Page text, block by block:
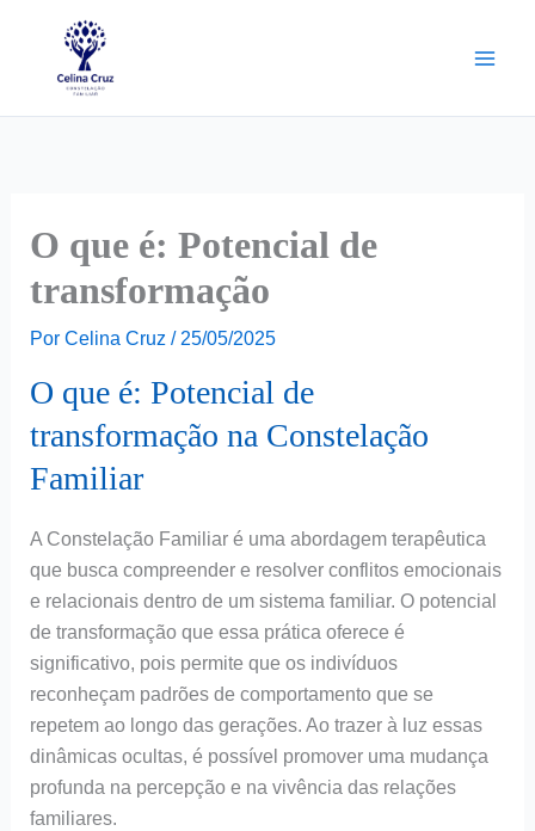
O que é: Potencial de
transformação
Por Celina Cruz / 25/05/2025
O que é: Potencial de
transformação na Constelação
Familiar
A Constelação Familiar é uma abordagem terapêutica
que busca compreender e resolver conflitos emocionais
e relacionais dentro de um sistema familiar. O potencial
de transformação que essa prática oferece é
significativo, pois permite que os indivíduos
reconheçam padrões de comportamento que se
repetem ao longo das gerações. Ao trazer à luz essas
dinâmicas ocultas, é possível promover uma mudança
profunda na percepção e na vivência das relações
familiares.